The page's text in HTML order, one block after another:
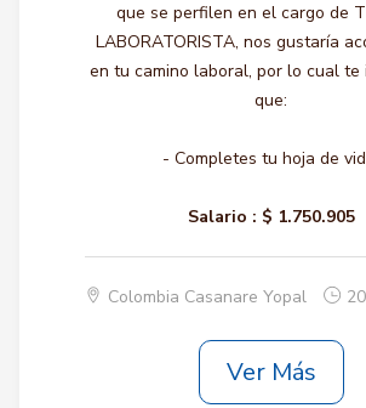
que se perfilen en el cargo de
LABORATORISTA, nos gustaría
en tu camino laboral, por lo cual te
que:
- Completes tu hoja de
Salario : $ 1.750.905
Colombia Casanare Yopal
Ver Más